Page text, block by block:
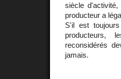
siècle
producteur a
S'il est
producteurs,
reconsidérés
jamais.